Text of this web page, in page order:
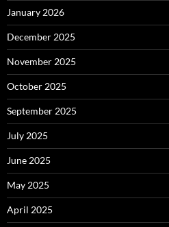
January 2026
December 2025
November 2025
October 2025
September 2025
July 2025
June 2025
May 2025
April 2025